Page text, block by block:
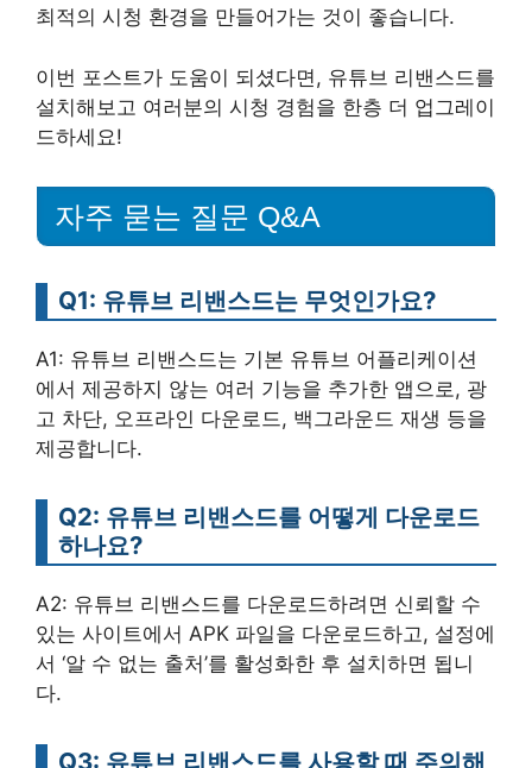
최적의 시청 환경을 만들어가는 것이 좋습니다.
이번 포스트가 도움이 되셨다면, 유튜브 리밴스드를
설치해보고 여러분의 시청 경험을 한층 더 업그레이
드하세요!
자주 묻는 질문 Q&A
Q1: 유튜브 리밴스드는 무엇인가요?
A1: 유튜브 리밴스드는 기본 유튜브 어플리케이션
에서 제공하지 않는 여러 기능을 추가한 앱으로, 광
고 차단, 오프라인 다운로드, 백그라운드 재생 등을
제공합니다.
Q2: 유튜브 리밴스드를 어떻게 다운로드
하나요?
A2: 유튜브 리밴스드를 다운로드하려면 신뢰할 수
있는 사이트에서 APK 파일을 다운로드하고, 설정에
서 ‘알 수 없는 출처’를 활성화한 후 설치하면 됩니
다.
Q3: 유튜브 리밴스드를 사용할 때 주의해